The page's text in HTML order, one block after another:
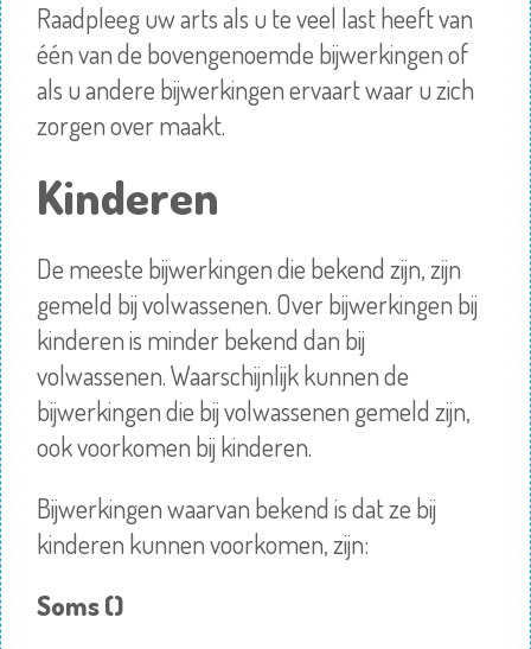
Raadpleeg uw arts als u te veel last heeft van
één van de bovengenoemde bijwerkingen of
als u andere bijwerkingen ervaart waar u zich
zorgen over maakt.
Kinderen
De meeste bijwerkingen die bekend zijn, zijn
gemeld bij volwassenen. Over bijwerkingen bij
kinderen is minder bekend dan bij
volwassenen. Waarschijnlijk kunnen de
bijwerkingen die bij volwassenen gemeld zijn,
ook voorkomen bij kinderen.
Bijwerkingen waarvan bekend is dat ze bij
kinderen kunnen voorkomen, zijn:
Soms ()